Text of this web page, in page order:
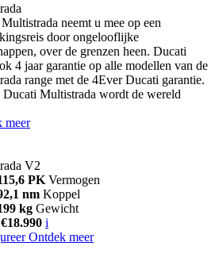
neemt u mee op een
door ongelooflijke
over de grenzen heen. Ducati
4 jaar garantie op alle modellen van de
range met de 4Ever Ducati garantie.
Ducati Multistrada wordt de wereld
meer
V2
PK Vermogen
nm Koppel
kg Gewicht
i
Ontdek meer